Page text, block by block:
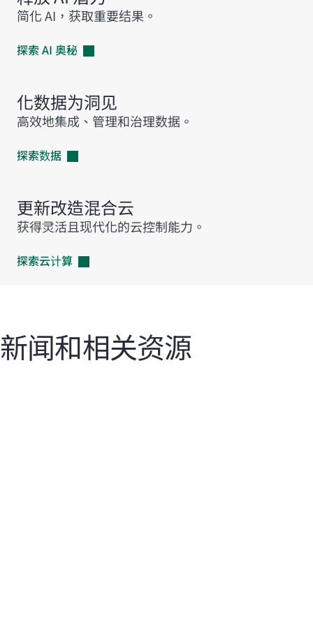
简化 AI，获取重要结果。
探索 AI 奥秘
化数据为洞见
高效地集成、管理和治理数据。
探索数据
更新改造混合云
获得灵活且现代化的云控制能力。
探索云计算
新闻和相关资源